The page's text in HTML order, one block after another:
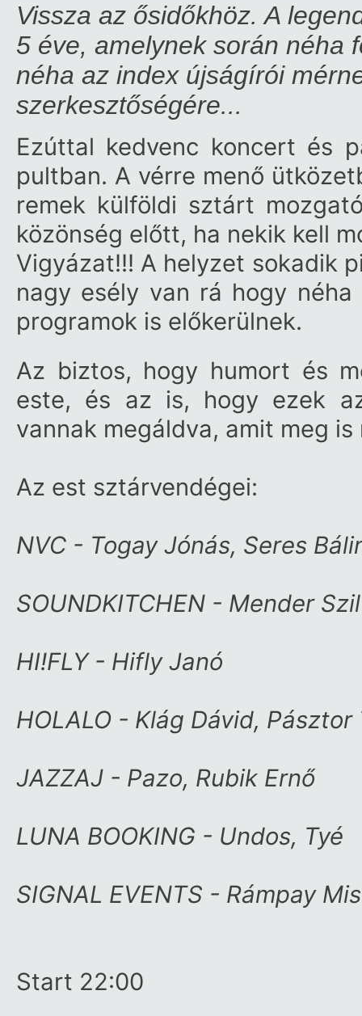
Vissza az ősidőkhöz. A
5 éve, amelynek során néha
néha az index újságírói
szerkesztőségére...
Ezúttal kedvenc koncert és
pultban. A vérre menő
remek külföldi sztárt
közönség előtt, ha nekik kell
Vigyázat!!! A helyzet sokadik
nagy esély van rá hogy
programok is előkerülnek.
Az biztos, hogy humort és
este, és az is, hogy ezek
vannak megáldva, amit meg
Az est sztárvendégei:
NVC - Togay Jónás, Seres
SOUNDKITCHEN - Mender
HI!FLY - Hifly Janó
HOLALO - Klág Dávid,
JAZZAJ - Pazo, Rubik Ernő
LUNA BOOKING - Undos, Tyé
SIGNAL EVENTS - Rámpay
Start 22:00